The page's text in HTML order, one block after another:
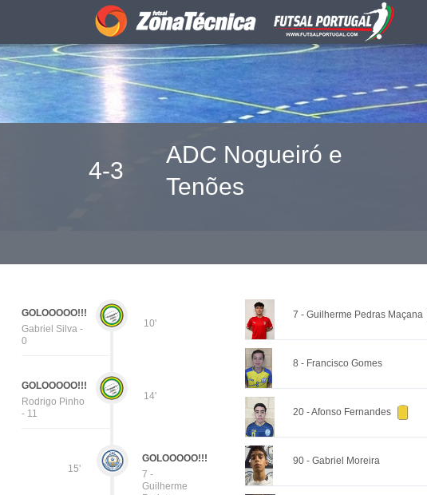
4-3
ADC Nogueiró e
Tenões
10'
GOLOOOOO!!!
Gabriel Silva -
0
14'
GOLOOOOO!!!
Rodrigo Pinho
- 11
15'
GOLOOOOO!!!
7 -
Guilherme
7 - Guilherme Pedras Maçana
8 - Francisco Gomes
20 - Afonso Fernandes
90 - Gabriel Moreira